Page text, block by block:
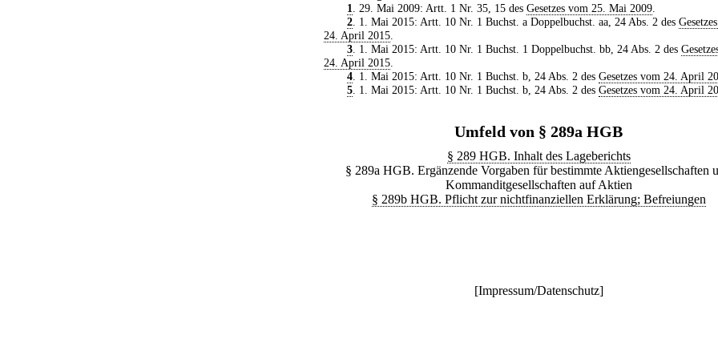
1. 29. Mai 2009: Artt. 1 Nr. 35, 15 des Gesetzes vom 25. Mai 2009.
2. 1. Mai 2015: Artt. 10 Nr. 1 Buchst. a Doppelbuchst. aa, 24 Abs. 2 des
24. April 2015.
3. 1. Mai 2015: Artt. 10 Nr. 1 Buchst. 1 Doppelbuchst. bb, 24 Abs. 2 des
24. April 2015.
4. 1. Mai 2015: Artt. 10 Nr. 1 Buchst. b, 24 Abs. 2 des Gesetzes vom 24. April
5. 1. Mai 2015: Artt. 10 Nr. 1 Buchst. b, 24 Abs. 2 des Gesetzes vom 24. April
Umfeld von § 289a HGB
§ 289 HGB. Inhalt des Lageberichts
§ 289a HGB. Ergänzende Vorgaben für bestimmte Aktiengesellschaften
Kommanditgesellschaften auf Aktien
§ 289b HGB. Pflicht zur nichtfinanziellen Erklärung; Befreiungen
[Impressum/Datenschutz]